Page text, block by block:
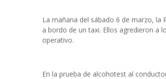
La mañana del sábado 6 de marzo, la
a bordo de un taxi. Ellos agredieron a
operativo.
En la prueba de alcohotest al